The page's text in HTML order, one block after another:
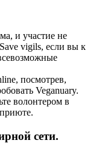
и участие не
vigils, если вы к
посмотрев,
Veganuary.
волонтером в
сети.